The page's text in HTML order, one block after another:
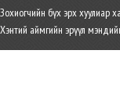
Зохиогчийн бүх эрх хуулиар
Хэнтий аймгийн эрүүл